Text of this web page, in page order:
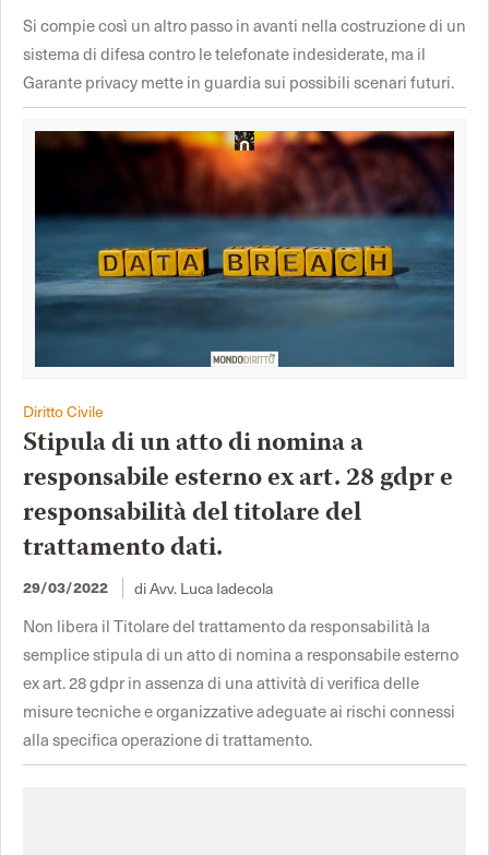
Si compie così un altro passo in avanti nella costruzione di un
sistema di difesa contro le telefonate indesiderate, ma il
Garante privacy mette in guardia sui possibili scenari futuri.
Diritto Civile
Stipula di un atto di nomina a
responsabile esterno ex art. 28 gdpr e
responsabilità del titolare del
trattamento dati.
29/03/2022 di Avv. Luca Iadecola
Non libera il Titolare del trattamento da responsabilità la
semplice stipula di un atto di nomina a responsabile esterno
ex art. 28 gdpr in assenza di una attività di verifica delle
misure tecniche e organizzative adeguate ai rischi connessi
alla specifica operazione di trattamento.